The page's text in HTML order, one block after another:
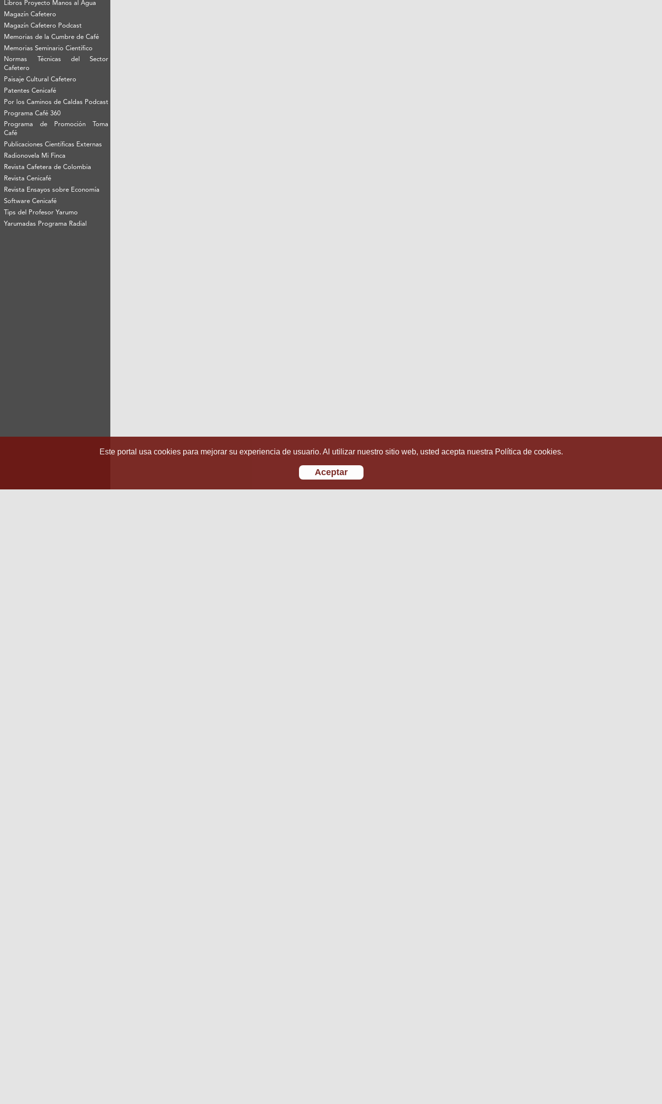
Libros Proyecto Manos al Agua
Magazín Cafetero
Magazín Cafetero Podcast
Memorias de la Cumbre de Café
Memorias Seminario Científico
Normas Técnicas del Sector
Cafetero
Paisaje Cultural Cafetero
Patentes Cenicafé
Por los Caminos de Caldas Podcast
Programa Café 360
Programa de Promoción Toma
Café
Publicaciones Científicas Externas
Radionovela Mi Finca
Revista Cafetera de Colombia
Revista Cenicafé
Revista Ensayos sobre Economía
Software Cenicafé
Tips del Profesor Yarumo
Yarumadas Programa Radial
Este portal usa cookies para mejorar su experiencia de usuario. Al utilizar nuestro sitio web, usted acepta nuestra Política de cookies.
Aceptar